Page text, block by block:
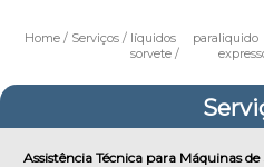
Home Serviços
líquidos para
sorvete
liquido
Assistência Técnica para Máquinas de